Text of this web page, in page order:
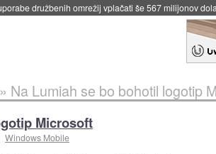
inteligence doslej::včeraj ob 21:37
» Na Lumiah se bo bohotil logotip
Microsoft
Windows Mobile